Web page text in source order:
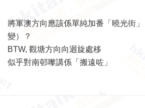
將軍澳方向應該係單純加番「曉光街
變）？
BTW, 觀塘方向向迴旋處移
似乎對南邨嚟講係「搬遠咗」